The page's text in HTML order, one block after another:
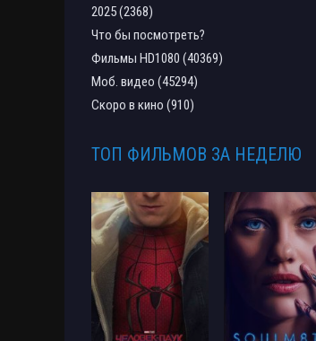
2025 (2368)
Что бы посмотреть?
Фильмы HD1080 (40369)
Моб. видео (45294)
Скоро в кино (910)
ТОП ФИЛЬМОВ ЗА НЕДЕЛЮ